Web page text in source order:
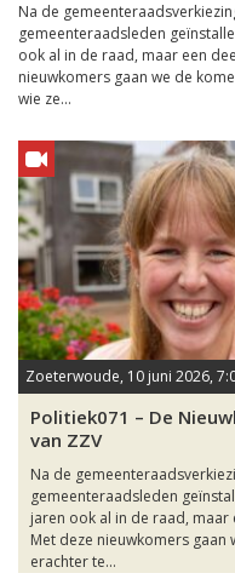
Na de
gemeenteraadsleden
ook al in de raad, maar een
nieuwkomers gaan we de
wie ze...
Zoeterwoude, 10 juni 2026,
Politiek071 – De
van ZZV
Na de
gemeenteraadsleden
jaren ook al in de raad,
Met deze nieuwkomers
erachter te...